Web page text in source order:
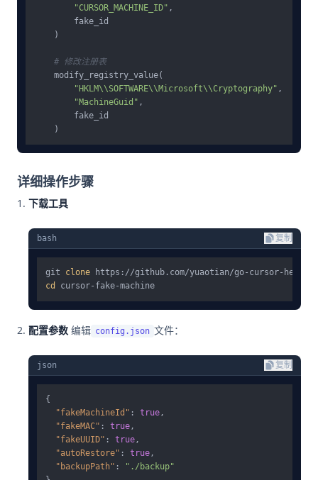
"CURSOR_MACHINE_ID" ,
        fake_id
    )
# 修改注册表
    modify_registry_value(
"HKLM\\SOFTWARE\\Microsoft\\Cryptography" ,
"MachineGuid" ,
        fake_id
详细操作步骤
下载工具
bash 复制
git clone
cd
配置参数 编辑 config.json 文件：
json 复制
{
"fakeMachineId" : true ,
"fakeMAC" : true ,
"fakeUUID" : true ,
"autoRestore" : true ,
"backupPath" :
"./backup"